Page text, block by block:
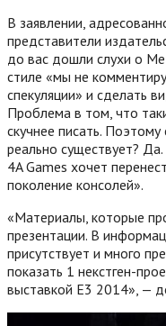
В заявлении,
представители
до вас дошли слухи о
стиле «мы не
спекуляции» и сделать
Проблема в том, что
скучнее писать.
реально существует?
4A Games хочет
поколение консолей».
«Материалы, которые
презентации. В
присутствует и много
показать 1 некстген-
выставкой Е3 2014», —